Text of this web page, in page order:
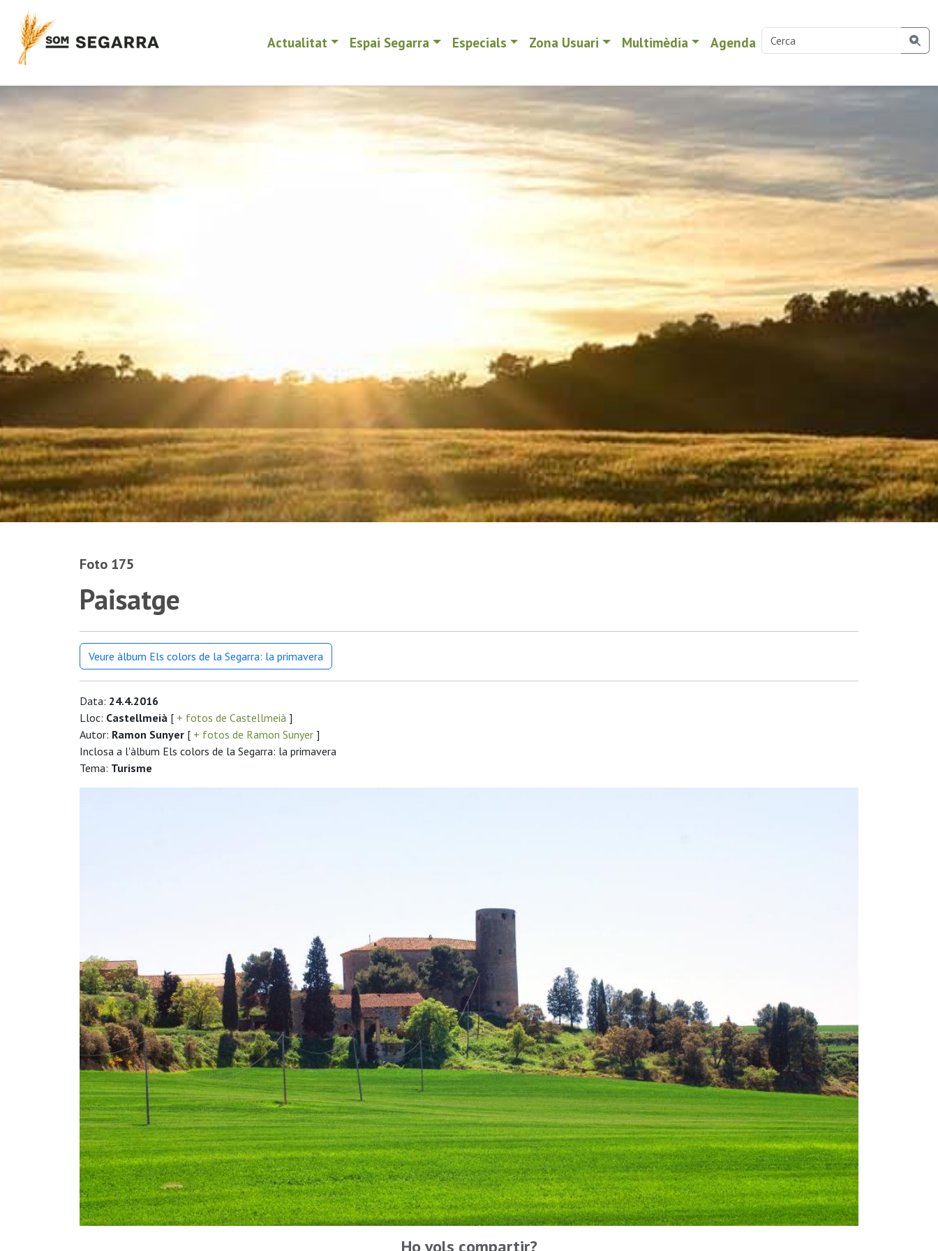
Actualitat Espai Segarra Especials Zona Usuari Multimèdia Agenda
Foto 175
Paisatge
Veure àlbum Els colors de la Segarra: la primavera
Data: 24.4.2016
Lloc: Castellmeià [ + fotos de Castellmeià ]
Autor: Ramon Sunyer [ + fotos de Ramon Sunyer ]
Inclosa a l'àlbum Els colors de la Segarra: la primavera
Tema: Turisme
Ho vols compartir?